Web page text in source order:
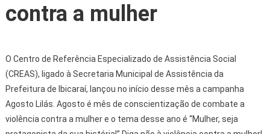
contra a mulher
O Centro de Referência Especializado de Assistência Social
(CREAS), ligado à Secretaria Municipal de Assistência da
Prefeitura de Ibicaraí, lançou no início desse mês a campanha
Agosto Lilás. Agosto é mês de conscientização de combate a
violência contra a mulher e o tema desse ano é “Mulher, seja